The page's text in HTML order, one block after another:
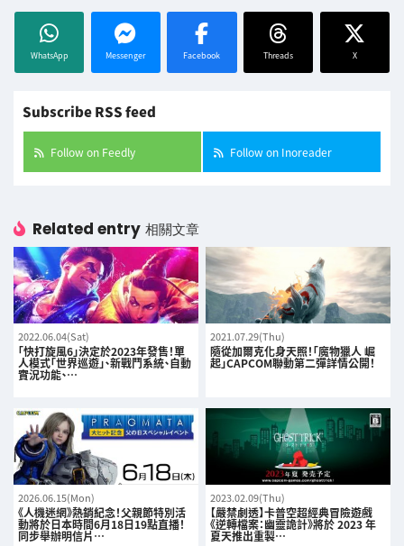
WhatsApp Messenger Facebook Threads X
Subscribe RSS feed
Follow on Feedly Follow on Inoreader
Related entry 相關文章
2022.06.04(Sat)
「快打旋風6」決定於2023年發售！單
人模式「世界巡遊」、新戰鬥系統、自動
實況功能、…
2021.07.29(Thu)
隨從加爾克化身天照！「魔物獵人 崛
起」CAPCOM聯動第二彈詳情公開！
2026.06.15(Mon)
《人機迷網》熱銷紀念！父親節特別活
動將於日本時間6月18日19點直播！
同步舉辦明信片…
2023.02.09(Thu)
【嚴禁劇透】卡普空超經典冒險遊戲
《逆轉檔案：幽靈詭計》將於 2023 年
夏天推出重製…